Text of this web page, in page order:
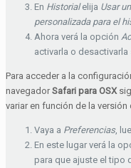
En Historialelija Usar
personalizada para el
Ahora verá la opción
activarla o
Para acceder a la
navegador Safari para OSX
variar en función de la versión
Vaya a Preferencias,
En este lugar verá la
para que ajuste el tipo